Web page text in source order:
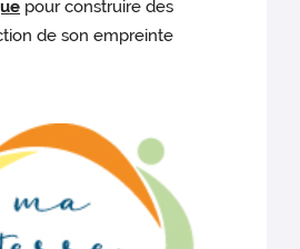
pour construire des
de son empreinte